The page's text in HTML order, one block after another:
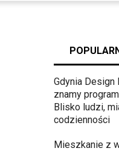
Gdynia Design
znamy
Blisko ludzi,
codzienności
Mieszkanie z